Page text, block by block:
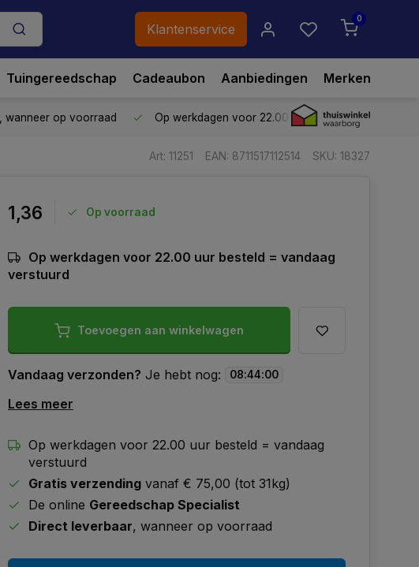
Klantenservice
0
Tuingereedschap Cadeaubon Aanbiedingen Merken
, wanneer op voorraad Op werkdagen voor 22.00 uur besteld,vandaag
Art: 11251 EAN: 8711517112514 SKU: 18327
1,36 Op voorraad
Op werkdagen voor 22.00 uur besteld = vandaag
verstuurd
Toevoegen aan winkelwagen
Vandaag verzonden? Je hebt nog: 08:43:59
Lees meer
Op werkdagen voor 22.00 uur besteld = vandaag
verstuurd
Gratis verzending vanaf € 75,00 (tot 31kg)
De online Gereedschap Specialist
Direct leverbaar, wanneer op voorraad